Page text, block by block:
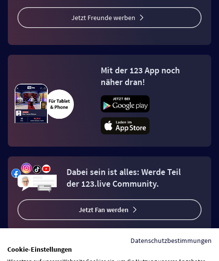
Jetzt Freunde werben
Mit der 123 App noch
näher dran!
Dabei sein ist alles: Werde Teil
der 123.live Community.
Jetzt Fan werden
Datenschutzbestimmungen
Cookie-Einstellungen